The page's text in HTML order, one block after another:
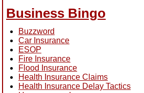
Business Bingo
Buzzword
Car Insurance
ESOP
Fire Insurance
Flood Insurance
Health Insurance Claims
Health Insurance Delay Tactics